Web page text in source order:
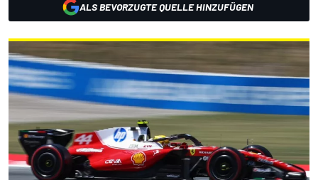
ALS BEVORZUGTE QUELLE HINZUFÜGEN